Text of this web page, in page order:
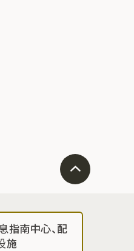
指南中心、配
施